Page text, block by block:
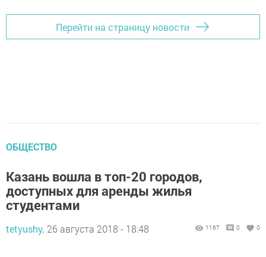
Перейти на страницу новости
ОБЩЕСТВО
Казань вошла в топ-20 городов,
доступных для аренды жилья
студентами
tetyushy, 26 августа 2018 - 18:48 1167 0 0